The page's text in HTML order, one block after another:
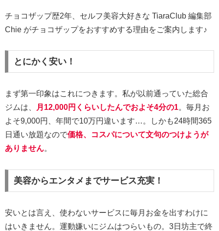
チョコザップ歴2年、セルフ美容大好きな TiaraClub 編集部
Chie がチョコザップをおすすめする理由をご案内します♪
とにかく安い！
まず第一印象はこれにつきます。私が以前通っていた総合
ジムは、
月12,000円くらいしたんでおよそ4分の1。毎月お
よそ9,000円、年間で10万円違います…。しかも24時間365
日通い放題なので価格、コスパについて文句のつけようが
ありません。
美容からエンタメまでサービス充実！
安いとは言え、使わないサービスに毎月お金を出すわけに
はいきません。運動嫌いにジムはつらいもの。3日坊主で終